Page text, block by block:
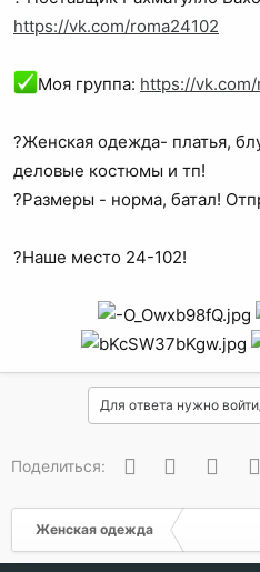
https://vk.com/roma24102
Моя группа: https://vk.com/
?Женская одежда- платья,
деловые костюмы и тп!
?Размеры - норма, батал!
?Наше место 24-102!
Для ответа нужно
Поделиться: Вконтакте
Женская одежда